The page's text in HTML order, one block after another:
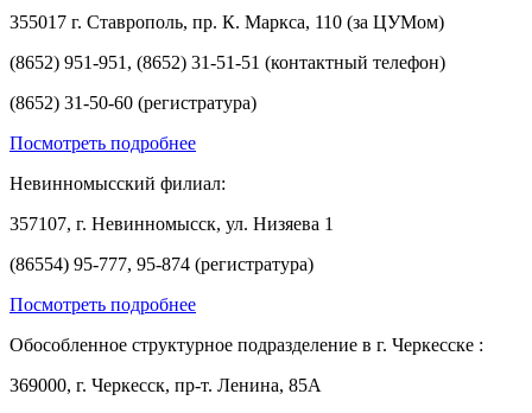
355017 г. Ставрополь, пр. К. Маркса, 110 (за ЦУМом)
(8652) 951-951, (8652) 31-51-51 (контактный телефон)
(8652) 31-50-60 (регистратура)
Посмотреть подробнее
Невинномысский филиал:
357107, г. Невинномысск, ул. Низяева 1
(86554) 95-777, 95-874 (регистратура)
Посмотреть подробнее
Обособленное структурное подразделение в г. Черкесске :
369000, г. Черкесск, пр-т. Ленина, 85А